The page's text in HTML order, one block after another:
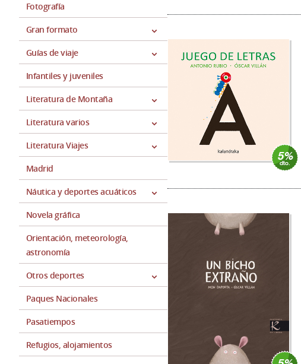
Fotografía
Gran formato
Guías de viaje
Infantiles y juveniles
Literatura de Montaña
Literatura varios
Literatura Viajes
Madrid
Náutica y deportes acuáticos
Novela gráfica
Orientación, meteorología,
astronomía
Otros deportes
Paques Nacionales
Pasatiempos
Refugios, alojamientos